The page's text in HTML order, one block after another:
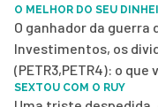
O MELHOR DO SEU
O ganhador da guerra
Investimentos, os
(PETR3,PETR4): o
SEXTOU COM O RUY